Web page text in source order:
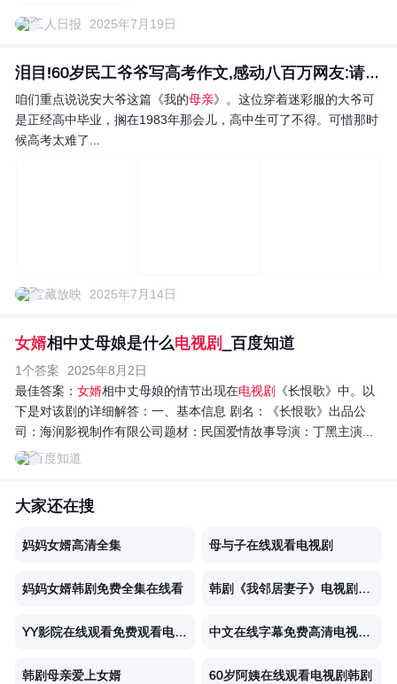
工人日报 2025年7月19日
泪目!60岁民工爷爷写高考作文,感动八百万网友:请纳入...
咱们重点说说安大爷这篇《我的母亲》。这位穿着迷彩服的大爷可
是正经高中毕业，搁在1983年那会儿，高中生可了不得。可惜那时
候高考太难了...
宝藏放映 2025年7月14日
女婿相中丈母娘是什么电视剧 _百度知道
1个答案
2025年8月2日
最佳答案： 女婿相中丈母娘的情节出现在电视剧
《长恨歌》中。以
下是对该剧的详细解答：一、基本信息 剧名：《长恨歌》出品公
司：海润影视制作有限公司题材：民国爱情故事导演：丁黑主演...
百度知道
大家还在搜
妈妈女婿高清全集 母与子在线观看电视剧
妈妈女婿韩剧免费全集在线看 韩剧《我邻居妻子》电视剧在线
YY影院在线观看免费观看电视剧百度中文在线字幕免费高清电视剧日
韩剧母亲爱上女婿 60岁阿姨在线观看电视剧韩剧